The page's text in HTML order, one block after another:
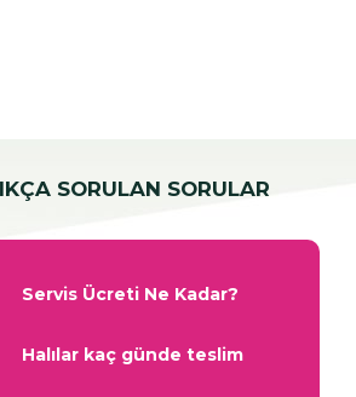
SORULAN SORULAR
Servis Ücreti Ne Kadar?
Halılar kaç günde teslim